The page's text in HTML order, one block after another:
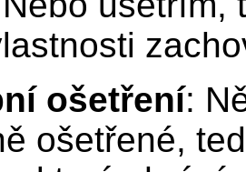
ošetření:
ošetřené,